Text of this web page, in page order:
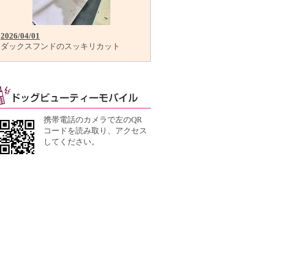
2026/04/01
ダックスフンドのスッキリカット
携帯電話のカメラで左のQR
コードを読み取り、アクセス
してください。